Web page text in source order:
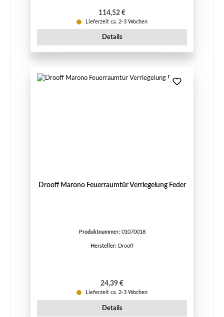
Regulärer Preis:
114,52 €
Lieferzeit ca. 2-3 Wochen
Details
Drooff Marono Feuerraumtür Verriegelung Feder
Produktnummer: 01070018
Hersteller: Drooff
Regulärer Preis:
24,39 €
Lieferzeit ca. 2-3 Wochen
Details